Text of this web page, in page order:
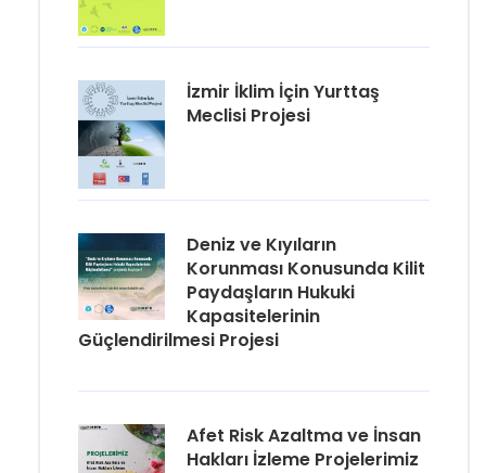
İzmir İklim İçin Yurttaş
Meclisi Projesi
Deniz ve Kıyıların
Korunması Konusunda Kilit
Paydaşların Hukuki
Kapasitelerinin
Güçlendirilmesi Projesi
Afet Risk Azaltma ve İnsan
Hakları İzleme Projelerimiz